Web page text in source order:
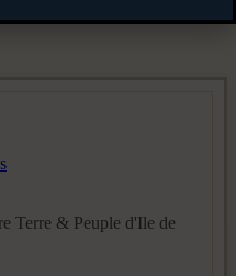
Terre & Peuple d'Ile de